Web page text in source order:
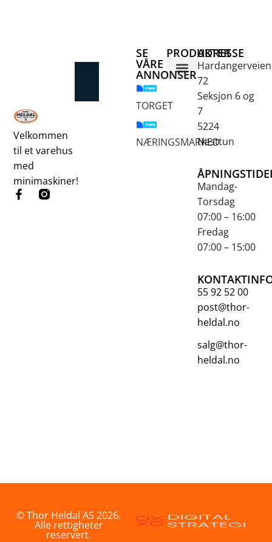
Velkommen
til et varehus
med
minimaskiner!
ADRESSE
Hardangerveien
72
Seksjon 6 og
7
5224
Nesttun
Mandag-
Torsdag
07:00 – 16:00
Fredag
07:00 – 15:00
55 92 52 00
post@thor-
heldal.no
salg@thor-
heldal.no
PRODUKTER
SE
VÅRE
ANNONSER
TORGET
NÆRINGSMARKED
© Thor Heldal AS 2026.
Alle rettigheter
reservert.